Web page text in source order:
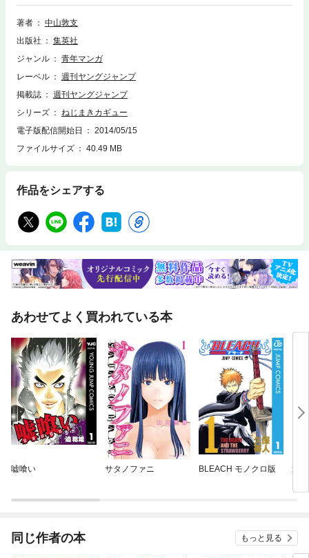
三つ巴のバトル勃発に、男の娘･窈の初恋の行方と、愛の螺旋が渦巻く…
超展開生き急ぎッ第5巻!!!!!!!
著者
中山敦支
出版社
集英社
ジャンル
青年マンガ
レーベル
週刊ヤングジャンプ
掲載誌
週刊ヤングジャンプ
シリーズ
ねじまきカギュー
電子版配信開始日
2014/05/15
ファイルサイズ
40.49 MB
作品をシェアする
あわせてよく買われている本
嘘喰い サタノファニ BLEACH モノクロ版 週
同じ作者の本 もっと見る